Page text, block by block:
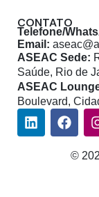
CONTATO
Telefone/
Email:
ASEAC Sede:
Saúde, Rio de
ASEAC
Boulevard,
Linkedin
©